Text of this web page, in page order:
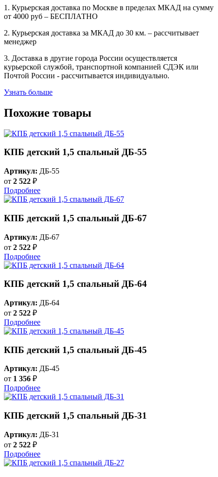
1. Курьерская доставка по Москве в пределах МКАД на сумму
от 4000 руб – БЕСПЛАТНО
2. Курьерская доставка за МКАД до 30 км. – рассчитывает
менеджер
3. Доставка в другие города России осуществляется
курьерской службой, транспортной компанией СДЭК или
Почтой России - рассчитывается индивидуально.
Узнать больше
Похожие товары
КПБ детский 1,5 спальный ДБ-55
Артикул: ДБ-55
от 2 522 ₽
Подробнее
КПБ детский 1,5 спальный ДБ-67
Артикул: ДБ-67
от 2 522 ₽
Подробнее
КПБ детский 1,5 спальный ДБ-64
Артикул: ДБ-64
от 2 522 ₽
Подробнее
КПБ детский 1,5 спальный ДБ-45
Артикул: ДБ-45
от 1 356 ₽
Подробнее
КПБ детский 1,5 спальный ДБ-31
Артикул: ДБ-31
от 2 522 ₽
Подробнее